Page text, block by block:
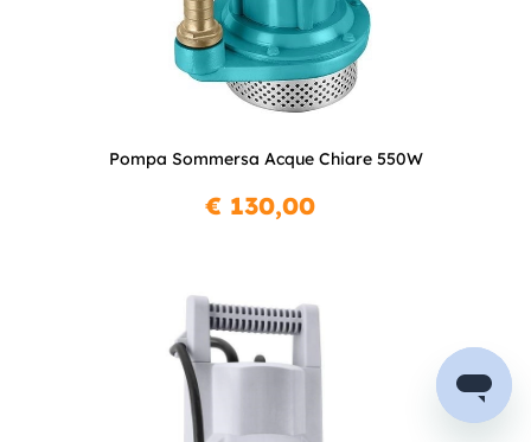
Pompa Sommersa Acque Chiare 550W
€ 130,00